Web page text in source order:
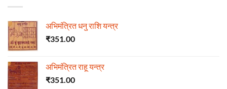
अभिमंत्रित धनु राशि यन्त्र
₹351.00
अभिमंत्रित राहू यन्त्र
₹351.00